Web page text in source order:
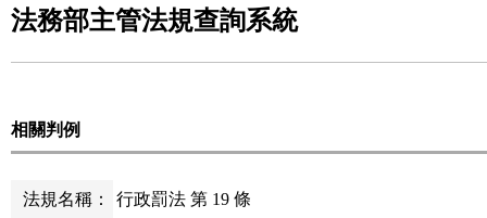
法務部主管法規查詢系統
相關判例
法規名稱： 行政罰法 第 19 條